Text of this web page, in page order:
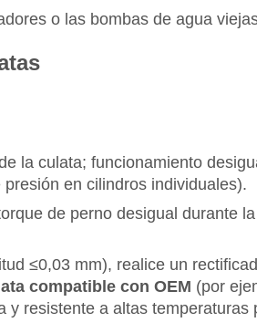
o las bombas de agua
la culata; funcionamiento
en cilindros individuales).
de perno desigual durante
≤0,03 mm), realice un
compatible con OEM (por
resistente a altas